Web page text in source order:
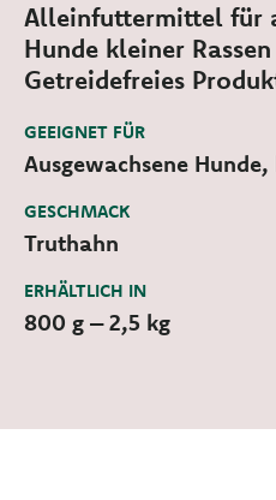
Alleinfuttermittel für
Hunde kleiner
Getreidefreies
GEEIGNET FÜR
Ausgewachsene Hunde,
GESCHMACK
Truthahn
ERHÄLTLICH IN
800 g – 2,5 kg